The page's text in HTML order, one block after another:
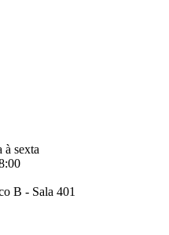
à sexta
B - Sala 401